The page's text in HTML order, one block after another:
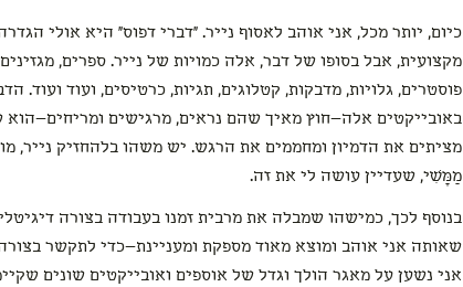
כיום, יותר מכל, אני אוהב לאסוף נייר. "דברי דפוס" היא אולי
מקצועית, אבל בסופו של דבר, אלה כמויות של נייר. ספרים,
פוסטרים, גלויות, מדבקות, קטלוגים, תגיות, כרטיסים, ועוד ועוד.
באובייקטים אלה—חוץ מאיך שהם נראים, מרגישים
מציתים את הדמיון ומחממים את הרגש. יש משהו בלהחזיק נייר,
מַמָּשִׁי, שעדיין עושה לי את זה.
בנוסף לכך, כמישהו שמבלה את מרבית זמנו בעבודה בצורה
שאותה אני אוהב ומוצא מאוד מספקת ומעניינת—כדי לתקשר
אני נשען על מאגר הולך וגדל של אוספים ואובייקטים שונים